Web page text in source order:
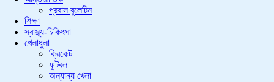
প্রবাস বুলেটিন
শিক্ষা
স্বাস্থ্য-চিকিৎসা
খেলাধুলা
ক্রিকেট
ফুটবল
অন্যান্য খেলা